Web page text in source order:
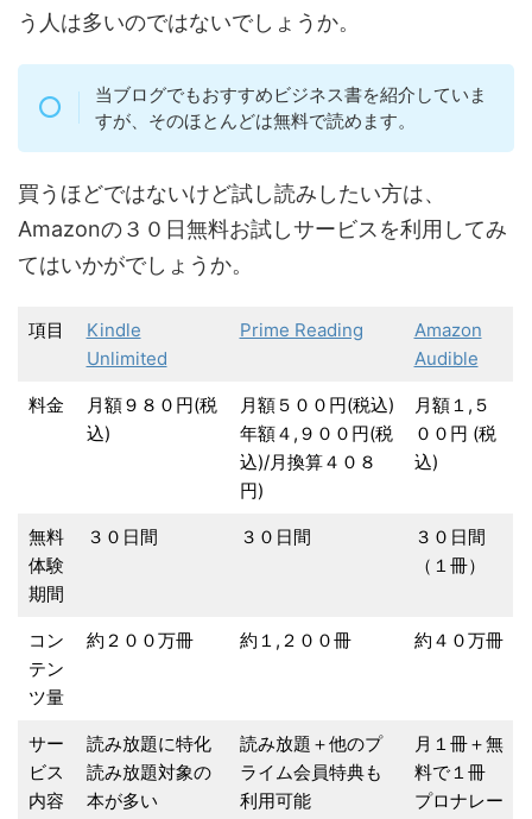
う人は多いのではないでしょうか。
当ブログでもおすすめビジネス書を紹介していま
すが、そのほとんどは無料で読めます。
買うほどではないけど試し読みしたい方は、
Amazonの３０日無料お試しサービスを利用してみ
てはいかがでしょうか。
項目
Kindle
Unlimited
Prime Reading
Amazon
Audible
料金
月額９８０円(税
込)
月額５００円(税込)
年額４,９００円(税
込)/月換算４０８
円)
月額１,５
００円 (税
込)
無料
体験
期間
３０日間 ３０日間
３０日間
（１冊）
コン
テン
ツ量
約２００万冊 約１,２００冊 約４０万冊
サー
ビス
内容
読み放題に特化
読み放題対象の
本が多い
読み放題＋他のプ
ライム会員特典も
利用可能
月１冊＋無
料で１冊
プロナレー